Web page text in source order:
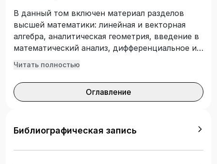
В данный том включен материал разделов
высшей математики: линейная и векторная
алгебра, аналитическая геометрия, введение в
математический анализ, дифференциальное и
интегральное исчисление функции одной
студентов и преподавателей высших
технических учебных заведений.
Читать полностью
Оглавление
Библиографическая запись